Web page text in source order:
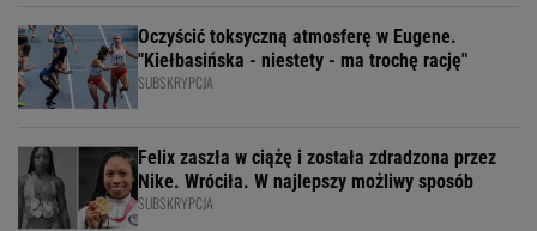
Oczyścić toksyczną atmosferę w Eugene.
"Kiełbasińska - niestety - ma trochę rację"
SUBSKRYPCJA
Felix zaszła w ciążę i została zdradzona przez
Nike. Wróciła. W najlepszy możliwy sposób
SUBSKRYPCJA